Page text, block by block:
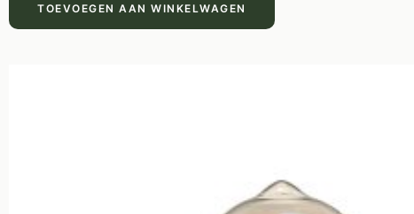
TOEVOEGEN AAN WINKELWAGEN